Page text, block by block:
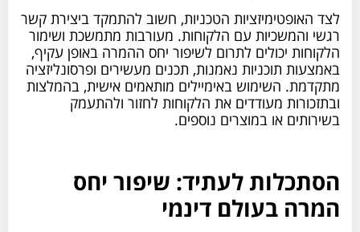
לצד האופטימיזציות הטכניות, חשוב להתמקד ביצירת קשר
רגשי והמשכיות עם הלקוחות. מעורבות מתמשכת ושימור
הלקוחות יכולים לתרום לשיפור יחס ההמרה באופן עקיף,
באמצעות תוכניות נאמנות, תכנים מעשירים ופרסונליזציה
מתקדמת. השימוש באימיילים מותאמים אישית, בהמלצות
ובתזכורות מעודדים את הלקוחות לחזור ולהתעמק
בשירותים או במוצרים נוספים.
הסתכלות לעתיד: שיפור יחס
המרה בעולם דינמי